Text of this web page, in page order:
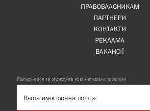
ПРАВОВЛАСНИКАМ
ПАРТНЕРИ
КОНТАКТИ
РЕКЛАМА
ВАКАНСІЇ
Підписуйтеся та отримуйте нові матеріали першими